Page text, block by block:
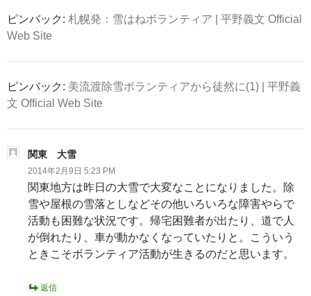
ピンバック: 札幌発：雪はねボランティア | 平野義文 Official
Web Site
ピンバック: 美流渡除雪ボランティアから徒然に(1) | 平野義
文 Official Web Site
関東 大雪
2014年2月9日 5:23 PM
関東地方は昨日の大雪で大変なことになりました。除
雪や屋根の雪落としなどその他いろいろな障害やらで
活動も困難な状況です。帰宅困難者が出たり、道で人
が倒れたり、車が動かなくなっていたりと。こういう
ときこそボランティア活動が生きるのだと思います。
返信